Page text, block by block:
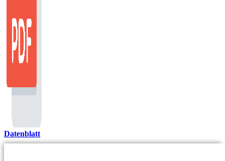
Datenblatt